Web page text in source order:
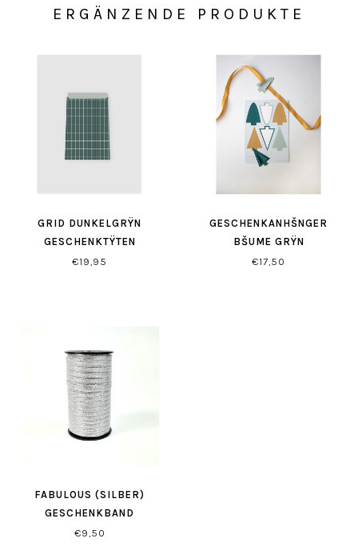
ERGÄNZENDE PRODUKTE
GRID DUNKELGRŸN
GESCHENKTŸTEN
€19,95
GESCHENKANHŠNGER
BŠUME GRŸN
€17,50
FABULOUS (SILBER)
GESCHENKBAND
€9,50